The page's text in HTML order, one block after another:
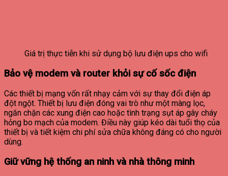
Giá trị thực tiễn khi sử dụng bộ lưu điện ups cho wifi
Bảo vệ modem và router khỏi sự cố sốc điện
Các thiết bị mạng vốn rất nhạy cảm với sự thay đổi điện áp
đột ngột. Thiết bị lưu điện đóng vai trò như một màng lọc,
ngăn chặn các xung điện cao hoặc tình trạng sụt áp gây cháy
hỏng bo mạch của modem. Điều này giúp kéo dài tuổi thọ của
thiết bị và tiết kiệm chi phí sửa chữa không đáng có cho người
dùng.
Giữ vững hệ thống an ninh và nhà thông minh